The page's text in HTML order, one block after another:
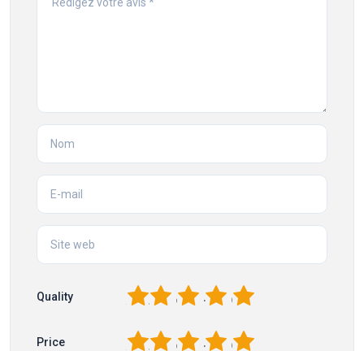
Quality 5
4
3
2
Price 5
4
3
2